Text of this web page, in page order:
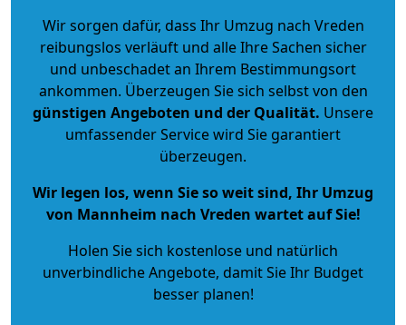
Wir sorgen dafür, dass Ihr Umzug nach Vreden
reibungslos verläuft und alle Ihre Sachen sicher
und unbeschadet an Ihrem Bestimmungsort
ankommen. Überzeugen Sie sich selbst von den
günstigen Angeboten und der Qualität. Unsere
umfassender Service wird Sie garantiert
überzeugen.
Wir legen los, wenn Sie so weit sind, Ihr Umzug
von Mannheim nach Vreden wartet auf Sie!
Holen Sie sich kostenlose und natürlich
unverbindliche Angebote, damit Sie Ihr Budget
besser planen!